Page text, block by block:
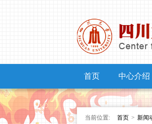
首页 中心介绍
当前位置: 首页 > 新闻